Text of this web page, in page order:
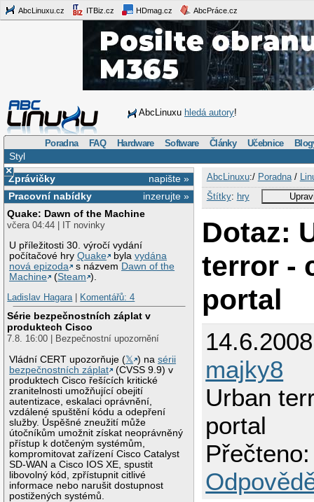
AbcLinuxu.cz ITBiz.cz HDmag.cz AbcPráce.cz
AbcLinuxu hledá autory!
Poradna FAQ Hardware Software Články Učebnice
Styl
×
napište »
Zprávičky
inzerujte »
Pracovní nabídky
Quake: Dawn of the Machine
včera 04:44 | IT novinky
U příležitosti 30. výročí vydání
počítačové hryQuake bylavydána
nová epizoda
s názvem Dawn of the
Machine
(Steam ).
Ladislav Hagara| Komentářů: 4
Série bezpečnostních záplat v
produktech Cisco
7.8. 16:00 | Bezpečnostní upozornění
Vládní CERT upozorňuje (𝕏 ) nasérii
bezpečnostních záplat
(CVSS 9.9) v
produktech Cisco řešících kritické
zranitelnosti umožňující obejití
autentizace, eskalaci oprávnění,
vzdálené spuštění kódu a odepření
služby. Úspěšné zneužití může
útočníkům umožnit získat neoprávněný
přístup k dotčeným systémům,
kompromitovat zařízení Cisco Catalyst
SD-WAN a Cisco IOS XE, spustit
libovolný kód, zpřístupnit citlivé
informace nebo narušit dostupnost
postižených systémů.
AbcLinuxu:/ Poradna/
Štítky: hry
Dotaz:
terror -
portal
majky8
Urban
portal